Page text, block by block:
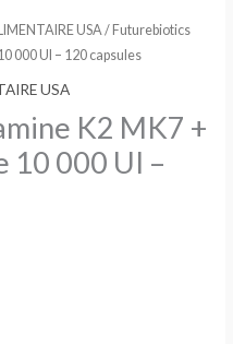
USA/ Futurebiotics
000 UI – 120 capsules
USA
K2 MK7 +
10 000 UI –